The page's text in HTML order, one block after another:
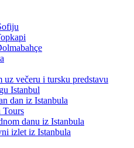
uz večeru i tursku predstavu
Istanbul
dan iz Istanbula
Tours
danu iz Istanbula
izlet iz Istanbula